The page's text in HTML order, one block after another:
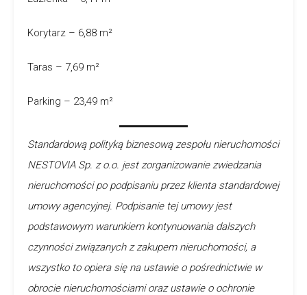
Korytarz – 6,88 m²
Taras – 7,69 m²
Parking – 23,49 m²
Standardową polityką biznesową zespołu nieruchomości
NESTOVIA Sp. z o.o. jest zorganizowanie zwiedzania
nieruchomości po podpisaniu przez klienta standardowej
umowy agencyjnej. Podpisanie tej umowy jest
podstawowym warunkiem kontynuowania dalszych
czynności związanych z zakupem nieruchomości, a
wszystko to opiera się na ustawie o pośrednictwie w
obrocie nieruchomościami oraz ustawie o ochronie